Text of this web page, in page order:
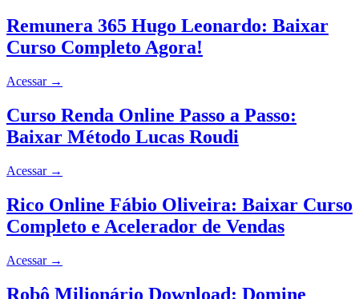
Remunera 365 Hugo Leonardo: Baixar
Curso Completo Agora!
Acessar →
Curso Renda Online Passo a Passo:
Baixar Método Lucas Roudi
Acessar →
Rico Online Fábio Oliveira: Baixar Curso
Completo e Acelerador de Vendas
Acessar →
Robô Milionário Download: Domine